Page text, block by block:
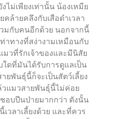
ไม่เพียงเท่านั้น น้องเหมีย
ล้ายคลึงกับเสือดำเวลา
มกับคนอีกด้วย นอกจากนี้
าทางที่สง่างามเหมือนกับ
มวที่รักเจ้าของและมีนิสัย
ดที่มันได้รับการดูแลเป็น
ยพันธุ์นี้ก็จะเป็นสัตว์เลี้ยง
วแมวสายพันธุ์นี้ไม่ค่อย
อบปีนป่ายมากกว่า ดังนั้น
วลาเลี้ยงด้วย และที่ควร